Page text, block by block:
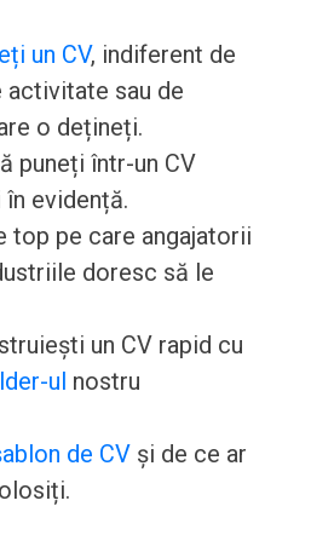
un CV, indiferent de
activitate sau de
o dețineți.
puneți într-un CV
evidență.
top pe care angajatorii
doresc să le
un CV rapid cu
ul nostru
de CVși de ce ar